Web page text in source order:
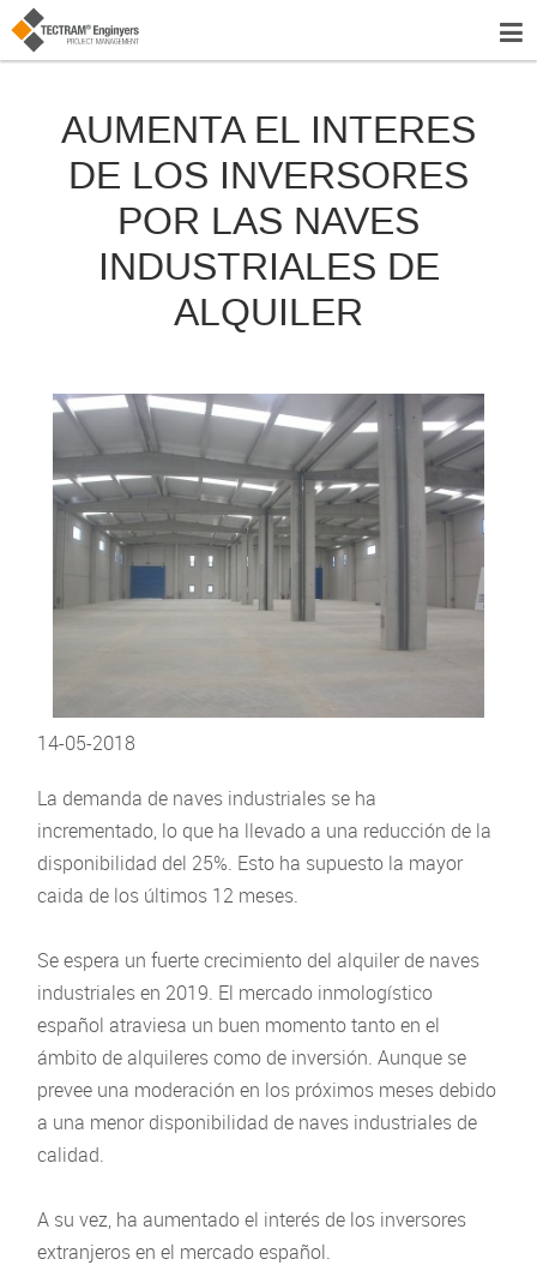
AUMENTA EL INTERES
DE LOS INVERSORES
POR LAS NAVES
INDUSTRIALES DE
ALQUILER
14-05-2018
La demanda de naves industriales se ha
incrementado, lo que ha llevado a una reducción de la
disponibilidad del 25%. Esto ha supuesto la mayor
caida de los últimos 12 meses.
Se espera un fuerte crecimiento del alquiler de naves
industriales en 2019. El mercado inmologístico
español atraviesa un buen momento tanto en el
ámbito de alquileres como de inversión. Aunque se
prevee una moderación en los próximos meses debido
a una menor disponibilidad de naves industriales de
calidad.
A su vez, ha aumentado el interés de los inversores
extranjeros en el mercado español.